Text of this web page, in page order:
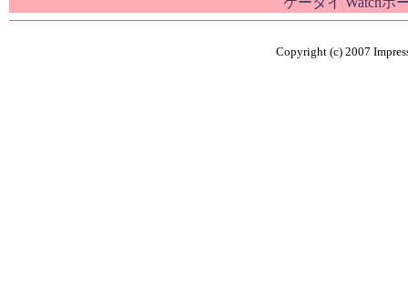
Copyright (c) 2007